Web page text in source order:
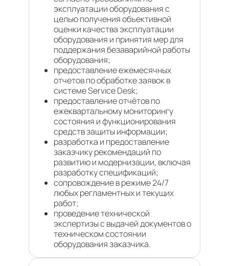
эксплуатации оборудования с
целью получения объективной
оценки качества эксплуатации
оборудования и принятия мер для
поддержания безаварийной работы
оборудования;
предоставление ежемесячных
отчетов по обработке заявок в
системе Service Desk;
предоставление отчётов по
ежеквартальному мониторингу
состояния и функционирования
средств защиты информации;
разработка и предоставление
заказчику рекомендаций по
развитию и модернизации, включая
разработку спецификаций;
сопровождение в режиме 24/7
любых регламентных и текущих
работ;
проведение технической
экспертизы с выдачей документов о
техническом состоянии
оборудования заказчика.